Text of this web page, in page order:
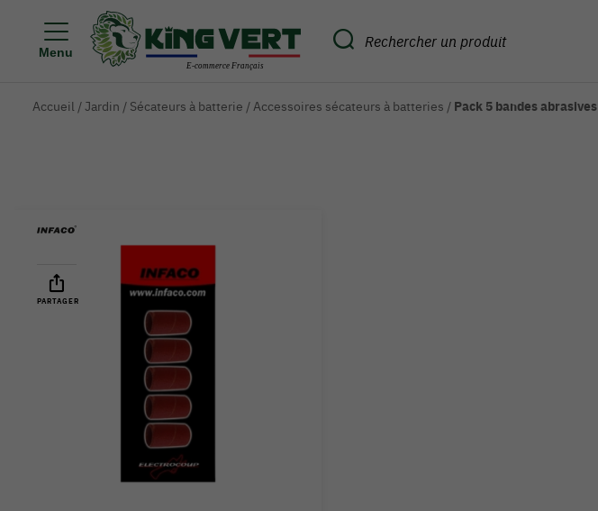
Menu
Accueil / Jardin / Sécateurs à batterie /Accessoires sécateurs à batteries / Pack 5 bandes abrasives
PARTAGER